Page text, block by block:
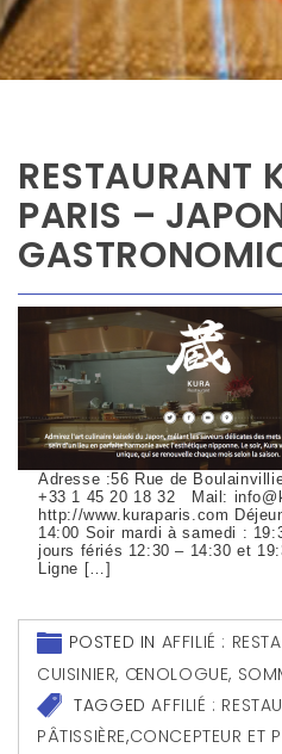
RESTAURANT
PARIS –
Adresse :56 Rue de
+33 1 45 20 18 32 Mail:
http://www.kuraparis.com
14:00 Soir mardi à samedi :
jours fériés 12:30 – 14:30 et
Ligne […]
POSTED IN AFFILIÉ :
CUISINIER, ŒNOLOGUE,
TAGGEDAFFILIÉ :
PÂTISSIÈRE,CONCEPTEUR ET